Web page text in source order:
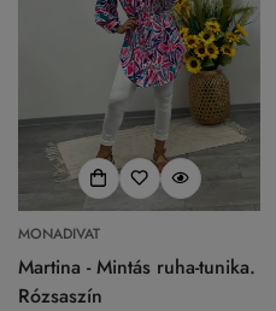
MONADIVAT
Martina - Mintás ruha-tunika.
Rózsaszín